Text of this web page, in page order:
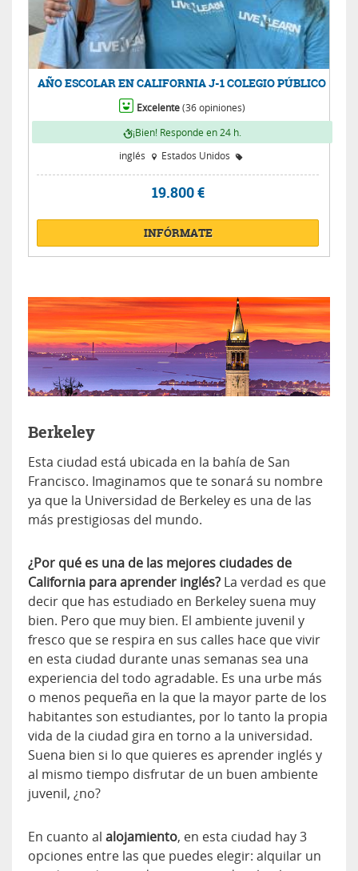
AÑO ESCOLAR EN CALIFORNIA J-1 COLEGIO PÚBLICO
Excelente(36 opiniones)
¡Bien! Responde en 24 h.
inglés
Estados Unidos
19.800 €
INFÓRMATE
Berkeley
Esta ciudad está ubicada en la bahía de San
Francisco. Imaginamos que te sonará su nombre
ya que la Universidad de Berkeley es una de las
más prestigiosas del mundo.
¿Por qué es una de las mejores ciudades de
California para aprender inglés? La verdad es que
decir que has estudiado en Berkeley suena muy
bien. Pero que muy bien. El ambiente juvenil y
fresco que se respira en sus calles hace que vivir
en esta ciudad durante unas semanas sea una
experiencia del todo agradable. Es una urbe más
o menos pequeña en la que la mayor parte de los
habitantes son estudiantes, por lo tanto la propia
vida de la ciudad gira en torno a la universidad.
Suena bien si lo que quieres es aprender inglés y
al mismo tiempo disfrutar de un buen ambiente
juvenil, ¿no?
En cuanto al alojamiento, en esta ciudad hay 3
opciones entre las que puedes elegir: alquilar un